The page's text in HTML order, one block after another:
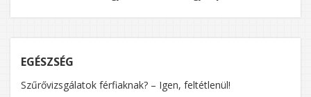
EGÉSZSÉG
Szűrővizsgálatok férfiaknak? – Igen, feltétlenül!